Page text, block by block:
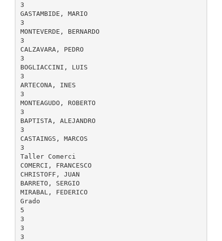
3
GASTAMBIDE, MARIO
3
MONTEVERDE, BERNARDO
3
CALZAVARA, PEDRO
3
BOGLIACCINI, LUIS
3
ARTECONA, INES
3
MONTEAGUDO, ROBERTO
3
BAPTISTA, ALEJANDRO
3
CASTAINGS, MARCOS
3
Taller Comerci
COMERCI, FRANCESCO
CHRISTOFF, JUAN
BARRETO, SERGIO
MIRABAL, FEDERICO
Grado
5
3
3
3